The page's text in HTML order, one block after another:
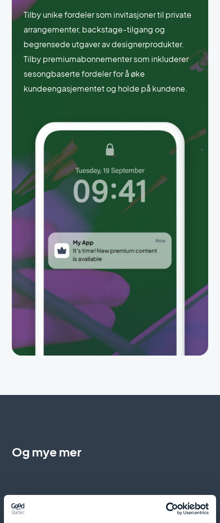
Tilby unike fordeler som invitasjoner til private
arrangementer, backstage-tilgang og
begrensede utgaver av designerprodukter.
Tilby premiumabonnementer som inkluderer
sesongbaserte fordeler for å øke
kundeengasjementet og holde på kundene.
Og mye mer